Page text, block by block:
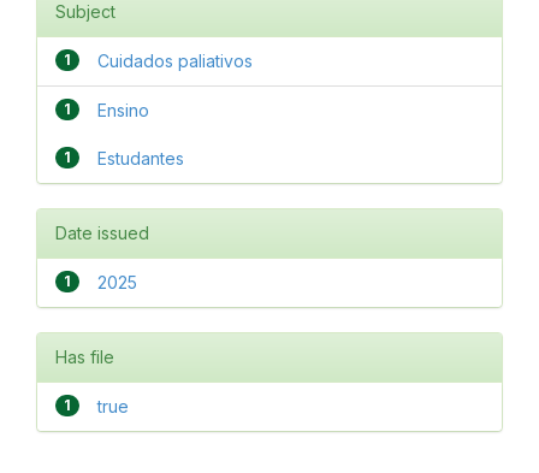
Subject
1 Cuidados paliativos
1 Ensino
1 Estudantes
Date issued
1 2025
Has file
1 true